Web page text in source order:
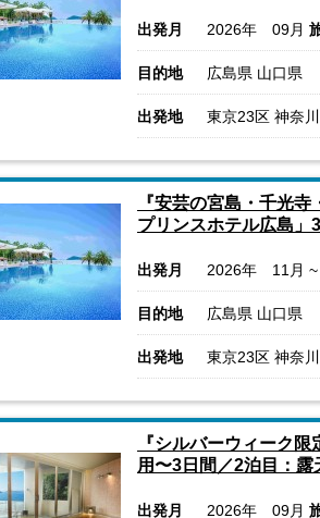
出発月 2026年 09月
目的地 広島県 山口県
出発地 東京23区 神奈
『安芸の宮島・千光
プリンスホテル広島」
出発月 2026年 11月
目的地 広島県 山口県
出発地 東京23区 神奈
『シルバーウィーク
用〜3日間／2泊目：
出発月 2026年 09月